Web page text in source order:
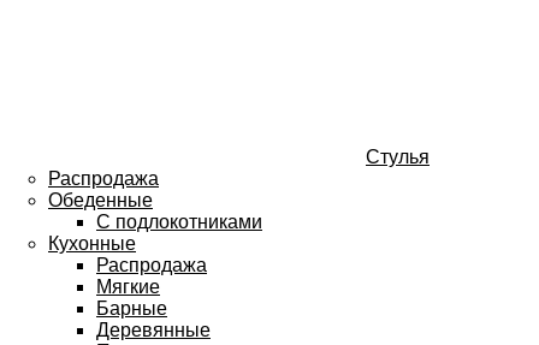
Стулья
Распродажа
Обеденные
С подлокотниками
Кухонные
Распродажа
Мягкие
Барные
Деревянные